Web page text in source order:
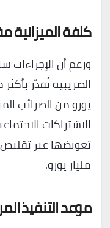
كلفة الميزانية
ورغم أن الإجراءات
الاشتراكات
مليار يورو.
موعد التنفيذ